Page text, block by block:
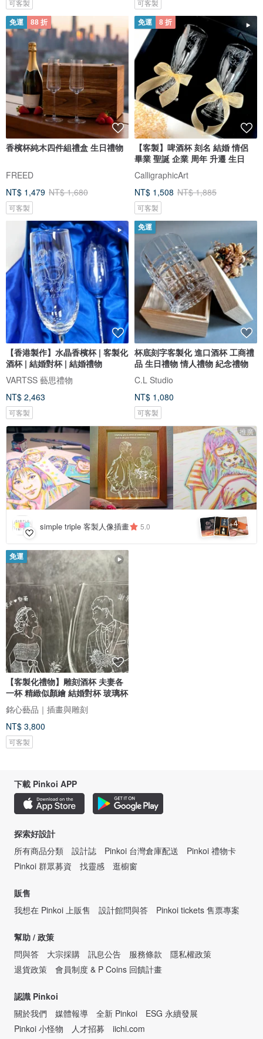
可客製 可客製
免運 88 折
香檳杯純木四件組禮盒 生日禮物
FREED
NT$ 1,479 NT$ 1,680
可客製
免運 8 折
【客製】啤酒杯 刻名 結婚 情侶
畢業 聖誕 企業 周年 升遷 生日
CalligraphicArt
NT$ 1,508 NT$ 1,885
可客製
【香港製作】水晶香檳杯 | 客製化
酒杯 | 結婚對杯 | 結婚禮物
VARTSS 藝思禮物
NT$ 2,463
可客製
免運
杯底刻字客製化 進口酒杯 工商禮
品 生日禮物 情人禮物 紀念禮物
C.L Studio
NT$ 1,080
可客製
推廣
simple triple 客製人像插畫 5.0 +4
免運
【客製化禮物】雕刻酒杯 夫妻各
一杯 精緻似顏繪 結婚對杯 玻璃杯
銘心藝品｜插畫與雕刻
NT$ 3,800
可客製
下載 Pinkoi APP
探索好設計
所有商品分類
設計誌 Pinkoi 台灣倉庫配送
Pinkoi 禮物卡
Pinkoi 群眾募資
找靈感 逛櫥窗
販售
我想在 Pinkoi 上販售
設計館問與答 Pinkoi tickets 售票專案
幫助 / 政策
問與答
大宗採購 訊息公告 服務條款
隱私權政策
退貨政策
會員制度 & P Coins 回饋計畫
認識 Pinkoi
關於我們
媒體報導 全新 Pinkoi
ESG 永續發展
Pinkoi 小怪物
人才招募 iichi.com